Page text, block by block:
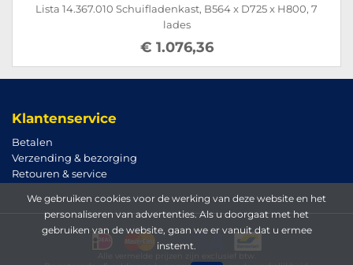
Lista 14.367.010 Schuifladenkast, B564 x D725 x H800, 7
lades
€ 1.076,36
Klantenservice
Betalen
Verzending & bezorging
Retouren & service
Alle vermelde prijzen zijn exclusief btw.
We gebruiken cookies voor de werking van deze website en het
personaliseren van advertenties. Als u doorgaat met het
gebruiken van de website, gaan we er vanuit dat u ermee
instemt.